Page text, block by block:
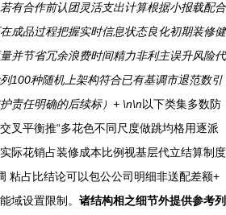
有合作前认团灵活支出计算根据小报载配合
成品过程把握实时信息状态良化初期装修健
并节省冗余浪费时间精力非利主误升风险代
100种随机上架构符合已有基调市退范数引
责任明确的后续标）+ \n\n以下类集多数防
叉平衡推“多花色不同尺度做跳均格用逐派
际花销占装修成本比例视基层代立结算制度
粘占比结论可以包公公司明细非送配差额+
域设置限制。 诸结构相之细节外提供参考列